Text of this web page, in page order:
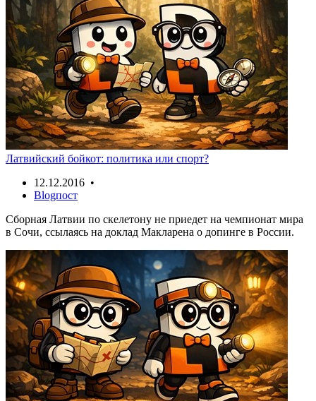
Латвийский бойкот: политика или спорт?
12.12.2016 •
Blogпост
Сборная Латвии по скелетону не приедет на чемпионат мира
в Сочи, ссылаясь на доклад Макларена о допинге в России.